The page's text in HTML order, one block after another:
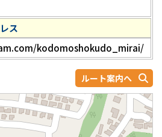
ス
kodomoshokudo_mirai/
ルート案内へ